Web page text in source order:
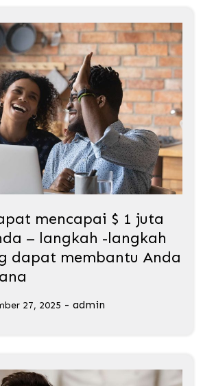
mencapai $ 1 juta
– langkah -langkah
dapat membantu Anda
27, 2025 - admin